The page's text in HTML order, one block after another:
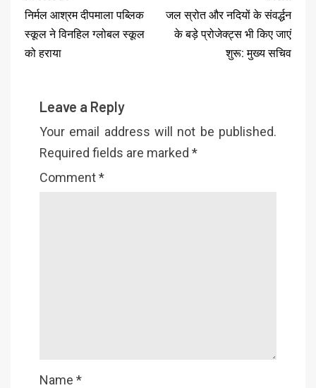
निर्मल आश्रम दीपमाला पब्लिक
स्कूल ने विनहिल ग्लोबल स्कूल
को हराया
जल स्रोत और नदियों के संवर्द्धन
के बड़े प्रोजेक्ट्स भी किए जाएं
शुरू: मुख्य सचिव
Leave a Reply
Your email address will not be published.
Required fields are marked *
Comment*
Name *